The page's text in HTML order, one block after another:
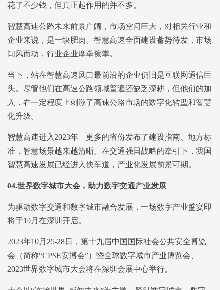
花了不少钱，但真正起作用的并不多。
智慧高速公路未来前景广阔，市场空间巨大，对相关行业和
企业来说，是一块肥肉。智慧高速全面建设蓄势待发，市场
闻风而动，行业企业摩拳擦掌。
当下，站在智慧高速风口最前沿的企业仍旧是互联网通信巨
头。尽管他们在高速公路领域普遍还缺乏深耕，但他们的加
入，在一定程度上刺激了高速公路市场的数字化转型和智慧
化升级。
智慧高速进入2023年，更多的省份发布了建设指南、地方标
准，智慧场景越来越清晰。在交通强国战略的牵引下，我国
智慧高速发展已经进入快车道，产业化发展前景可期。
04.世界数字城市大会，助力数字交通产业发展
为驱动数字交通和数字城市融合发展，一场数字产业盛宴即
将于10月在深圳开启。
2023年10月25-28日，第十九届中国国际社会公共安全博览
会（简称“CPSE安博会”）暨全球数字城市产业博览会、
2023世界数字城市大会将在深圳会展中心举行。